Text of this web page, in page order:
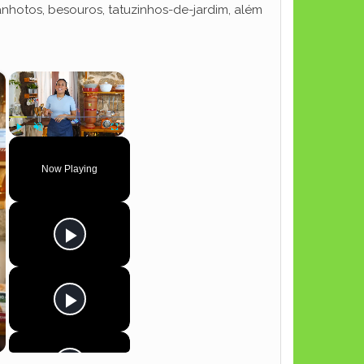
besouros, tatuzinhos-de-jardim, além
×
Fullscreen
Now Playing